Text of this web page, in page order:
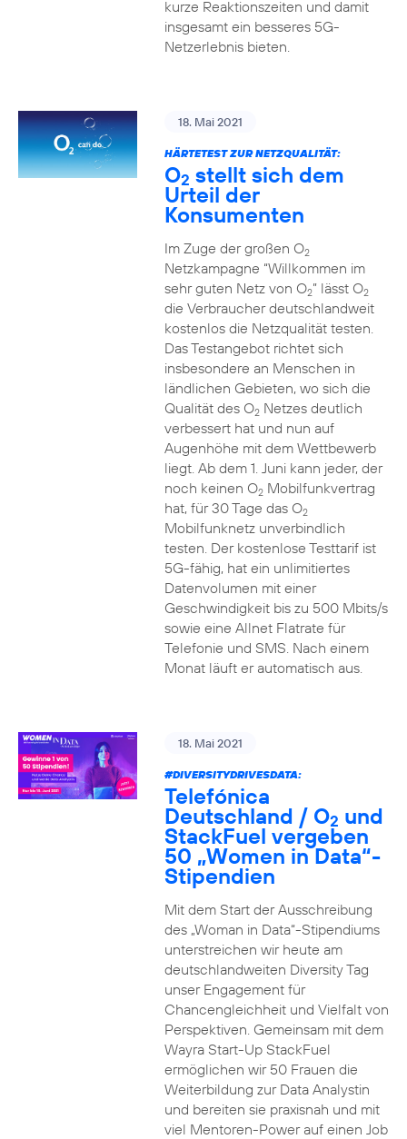
kurze Reaktionszeiten und damit
insgesamt ein besseres 5G-
Netzerlebnis bieten.
18. Mai 2021
HÄRTETEST ZUR NETZQUALITÄT:
O2 stellt sich dem
Urteil der
Konsumenten
Im Zuge der großen O2
Netzkampagne “Willkommen im
sehr guten Netz von O2” lässt O2
die Verbraucher deutschlandweit
kostenlos die Netzqualität testen.
Das Testangebot richtet sich
insbesondere an Menschen in
ländlichen Gebieten, wo sich die
Qualität des O2Netzes deutlich
verbessert hat und nun auf
Augenhöhe mit dem Wettbewerb
liegt. Ab dem 1. Juni kann jeder, der
noch keinen O2Mobilfunkvertrag
hat, für 30 Tage das O2
Mobilfunknetz unverbindlich
testen. Der kostenlose Testtarif ist
5G-fähig, hat ein unlimitiertes
Datenvolumen mit einer
Geschwindigkeit bis zu 500 Mbits/s
sowie eine Allnet Flatrate für
Telefonie und SMS. Nach einem
Monat läuft er automatisch aus.
18. Mai 2021
#DIVERSITYDRIVESDATA:
Telefónica
Deutschland / O2 und
StackFuel vergeben
50 „Women in Data“-
Stipendien
Mit dem Start der Ausschreibung
des „Woman in Data“-Stipendiums
unterstreichen wir heute am
deutschlandweiten Diversity Tag
unser Engagement für
Chancengleichheit und Vielfalt von
Perspektiven. Gemeinsam mit dem
Wayra Start-Up StackFuel
ermöglichen wir 50 Frauen die
Weiterbildung zur Data Analystin
und bereiten sie praxisnah und mit
viel Mentoren-Power auf einen Job